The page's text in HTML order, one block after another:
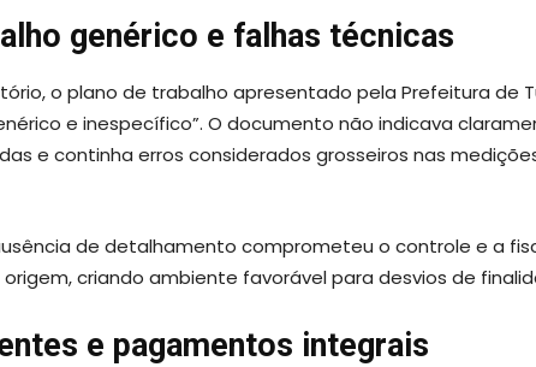
genérico e falhas técnicas
o plano de trabalho apresentado pela Prefeitura de
e inespecífico”. O documento não indicava
e continha erros considerados grosseiros nas
de detalhamento comprometeu o controle e a
criando ambiente favorável para desvios de
e pagamentos integrais